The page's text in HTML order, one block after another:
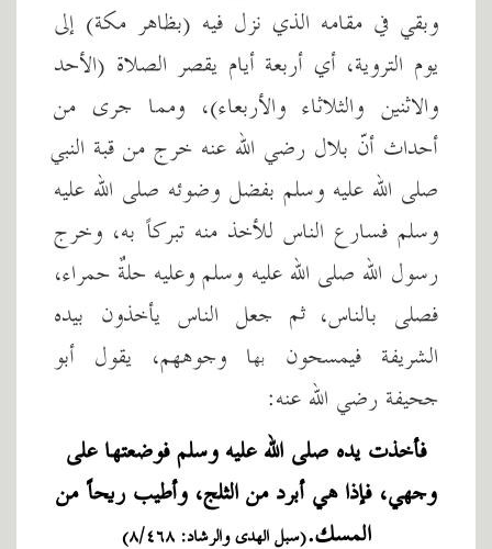
وبقي في مقامه الذي نزل فيه (بظاهر مكة) إلى
يوم التروية، أي أربعة أيام يقصر الصلاة (الأحد
والاثنين والثلاثاء والأربعاء)، ومما جرى من
أحداث أنّ بلال رضي الله عنه خرج من قبة النبي
صلى الله عليه وسلم بفضل وضوئه صلى الله عليه
وسلم فسارع الناس للأخذ منه تبركاً به، وخرج
رسول الله صلى الله عليه وسلم وعليه حلةٌ حمراء،
فصلى بالناس، ثم جعل الناس يأخذون بيده
الشريفة فيمسحون بها وجوههم، يقول أبو
جحيفة رضي الله عنه:
فأخذت يده صلى الله عليه وسلم فوضعتها على
وجهي، فإذا هي أبرد من الثلج، وأطيب ريحاً من
المسك.(سبل الهدى والرشاد: ٨/٤٦٨)